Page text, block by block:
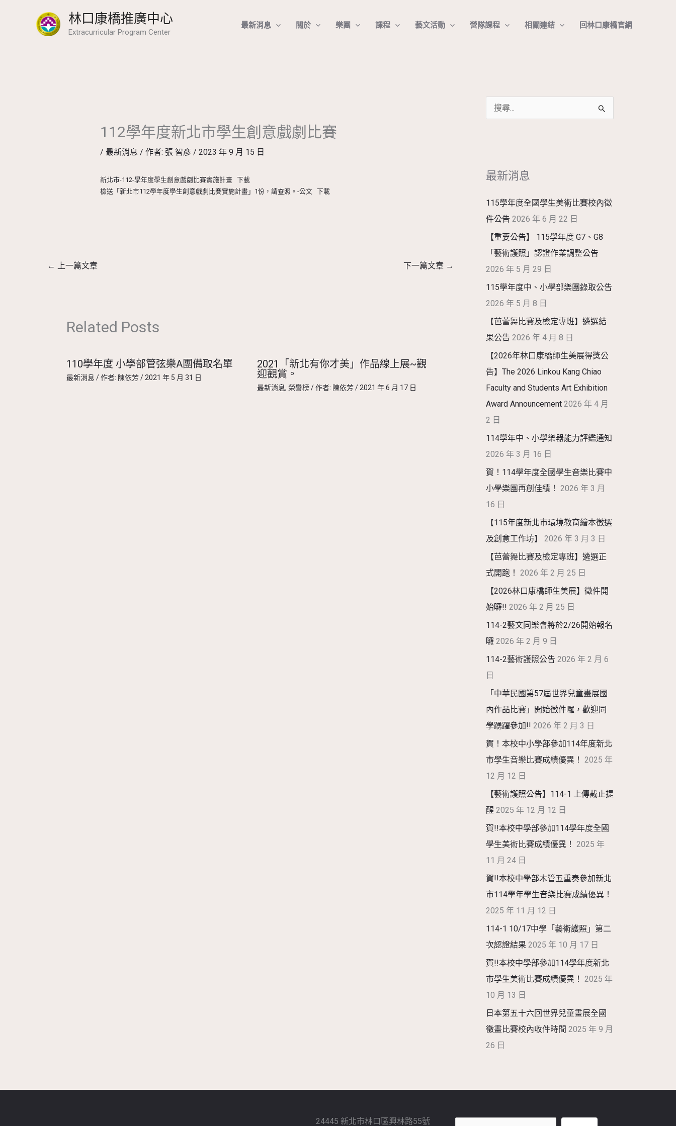
林口康橋推廣中心
Extracurricular Program Center
最新消息 關於 樂團 課程 藝文活動 營隊課程 相關連結 回林口康橋官網
112學年度新北市學生創意戲劇比賽
/ 最新消息 / 作者: 張 智彥 / 2023 年 9 月 15 日
新北市-112-學年度學生創意戲劇比賽實施計畫
下載
檢送「新北市112學年度學生創意戲劇比賽實施計畫」1份，請查照。-公文
下載
← 上一篇文章 下一篇文章 →
Related Posts
110學年度 小學部管弦樂A團備取名單
最新消息 / 作者: 陳依芳/2021 年 5 月 31 日
2021「新北有你才美」作品線上展~觀
迎觀賞。
最新消息, 榮譽榜/ 作者: 陳依芳/2021 年 6 月 17 日
字
最新消息
115學年度全國學生美術比賽校內徵
件公告 2026 年 6 月 22 日
【重要公告】 115學年度 G7、G8
「藝術護照」認證作業調整公告
2026 年 5 月 29 日
115學年度中、小學部樂團錄取公告
2026 年 5 月 8 日
【芭蕾舞比賽及檢定專班】遴選結
果公告 2026 年 4 月 8 日
【2026年林口康橋師生美展得獎公
告】The 2026 Linkou Kang Chiao
Faculty and Students Art Exhibition
Award Announcement 2026 年 4 月
2 日
114學年中、小學樂器能力評鑑通知
2026 年 3 月 16 日
賀！114學年度全國學生音樂比賽中
小學樂團再創佳績！ 2026 年 3 月
16 日
【115年度新北市環境教育繪本徵選
及創意工作坊】
2026 年 3 月 3 日
【芭蕾舞比賽及檢定專班】遴選正
式開跑！ 2026 年 2 月 25 日
【2026林口康橋師生美展】徵件開
始囉!! 2026 年 2 月 25 日
114-2藝文同樂會將於2/26開始報名
囉 2026 年 2 月 9 日
114-2藝術護照公告 2026 年 2 月 6
日
「中華民國第57屆世界兒童畫展國
內作品比賽」開始徵件囉，歡迎同
學踴躍參加!! 2026 年 2 月 3 日
賀！本校中小學部參加114年度新北
市學生音樂比賽成績優異！ 2025 年
12 月 12 日
【藝術護照公告】114-1 上傳截止提
醒 2025 年 12 月 12 日
賀!!本校中學部參加114學年度全國
學生美術比賽成績優異！ 2025 年
11 月 24 日
賀!!本校中學部木管五重奏參加新北
市114學年學生音樂比賽成績優異！
2025 年 11 月 12 日
114-1 10/17中學「藝術護照」第二
次認證結果 2025 年 10 月 17 日
賀!!本校中學部參加114學年度新北
市學生美術比賽成績優異！ 2025 年
10 月 13 日
日本第五十六回世界兒童畫展全國
徵畫比賽校內收件時間 2025 年 9 月
26 日
24445 新北市林口區興林路55號